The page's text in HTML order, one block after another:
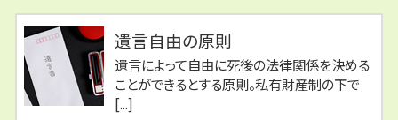
遺言自由の原則
遺言によって自由に死後の法律関係を決める
ことができるとする原則。私有財産制の下で
[...]